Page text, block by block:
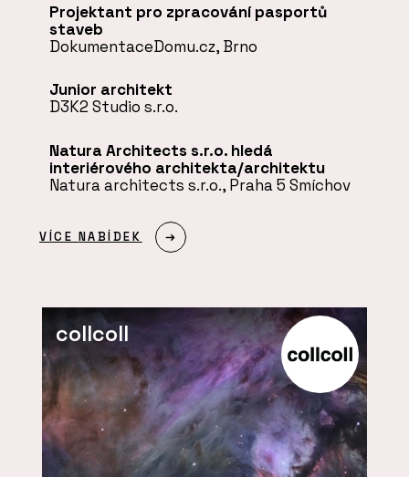
Projektant pro zpracování pasportů
staveb
DokumentaceDomu.cz, Brno
Junior architekt
D3K2 Studio s.r.o.
Natura Architects s.r.o. hledá
interiérového architekta/architektu
Natura architects s.r.o., Praha 5 Smíchov
VÍCE NABÍDEK
collcoll